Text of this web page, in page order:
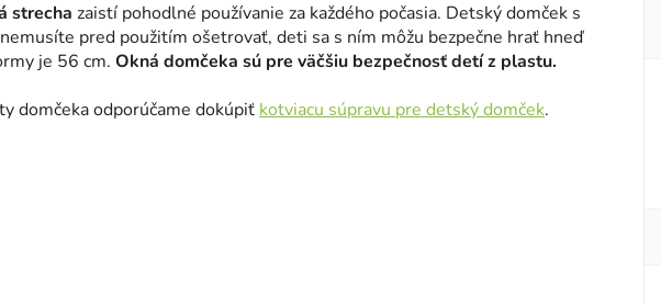
strecha zaistí pohodlné používanie za každého počasia. Detský domček s
pred použitím ošetrovať, deti sa s ním môžu bezpečne hrať hneď
je 56 cm. Okná domčeka sú pre väčšiu bezpečnosť detí z plastu.
domčeka odporúčame dokúpiť kotviacu súpravu pre detský domček.